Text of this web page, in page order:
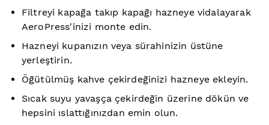
Filtreyi kapağa takıp kapağı hazneye vidalayarak
AeroPress'inizi monte edin.
Hazneyi kupanızın veya sürahinizin üstüne
yerleştirin.
Öğütülmüş kahve çekirdeğinizi hazneye ekleyin.
Sıcak suyu yavaşça çekirdeğin üzerine dökün ve
hepsini ıslattığınızdan emin olun.